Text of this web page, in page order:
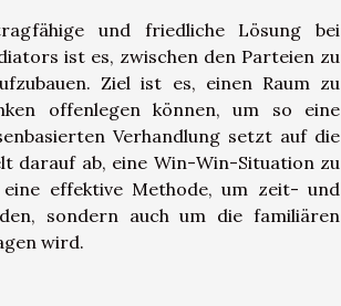
und friedliche Lösung bei
ist es, zwischen den Parteien zu
Ziel ist es, einen Raum zu
offenlegen können, um so eine
Verhandlung setzt auf die
darauf ab, eine Win-Win-Situation zu
effektive Methode, um zeit- und
sondern auch um die familiären
wird.